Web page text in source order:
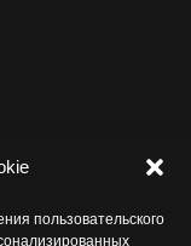
пользовательского